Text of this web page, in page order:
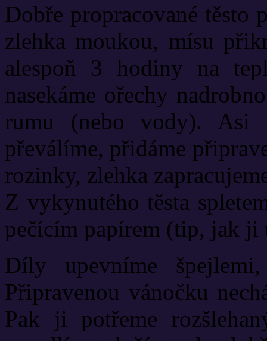
Dobře propracované těsto
zlehka moukou, mísu
alespoň 3 hodiny na
nasekáme ořechy
rumu (nebo vody).
převálíme, přidáme
rozinky, zlehka
Z vykynutého těsta
pečícím papírem (tip, jak ji
Díly upevníme
Připravenou vánočku
Pak ji potřeme